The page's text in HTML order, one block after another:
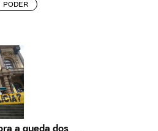
PODER
a queda dos